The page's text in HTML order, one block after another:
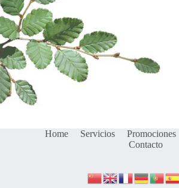
Home Servicios Promociones
Contacto